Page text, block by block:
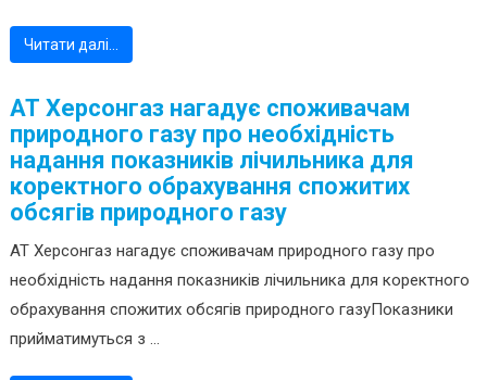
Читати далі…
АТ Херсонгаз нагадує споживачам
природного газу про необхідність
надання показників лічильника для
коректного обрахування спожитих
обсягів природного газу
АТ Херсонгаз нагадує споживачам природного газу про
необхідність надання показників лічильника для коректного
обрахування спожитих обсягів природного газуПоказники
прийматимуться з ...